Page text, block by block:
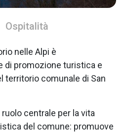
Ospitalità
nelle Alpi è
di promozione turistica e
territorio comunale di San
centrale per la vita
del comune: promuove